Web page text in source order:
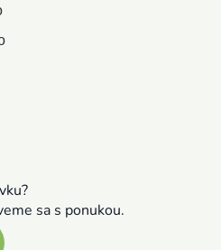
sa s ponukou.